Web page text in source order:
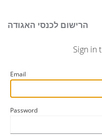
הרישום לכנסי האגודה
Sign in
Email
Password